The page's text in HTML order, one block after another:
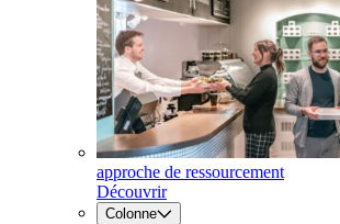
approche de ressourcement
Découvrir
Colonne